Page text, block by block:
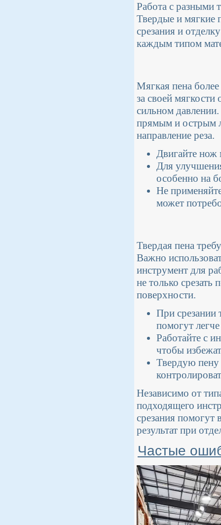
Работа с разными
Твердые и мягкие
срезания и
каждым типом
Мягкая пена
за своей
сильном
прямым и острым
направление реза.
Двигайте нож
Для
особенно на
Не
может
Твердая пена
Важно
инструмент для
не только
поверхности.
При срезании
помогут
Работайте с
чтобы
Твердую пену
Независимо от
подходящего
срезания помогут
результат при
Частые